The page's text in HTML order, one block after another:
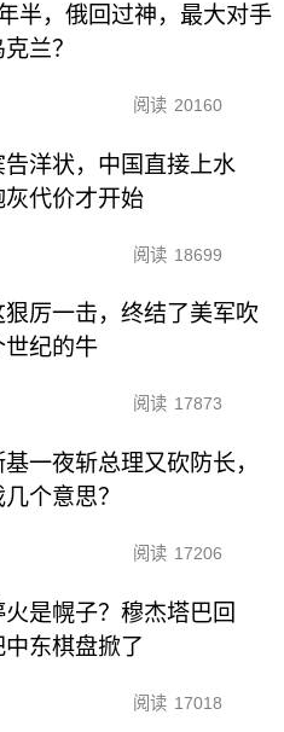
半，俄回过神，最大对手
兰？
阅读 20160
告洋状，中国直接上水
灰代价才开始
阅读 18699
狠厉一击，终结了美军吹
世纪的牛
阅读 17873
一夜斩总理又砍防长，
个意思？
阅读 17206
火是幌子？穆杰塔巴回
东棋盘掀了
阅读 17018